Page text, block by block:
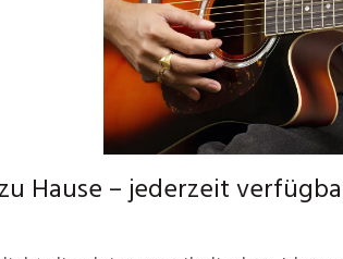
Hause – jederzeit